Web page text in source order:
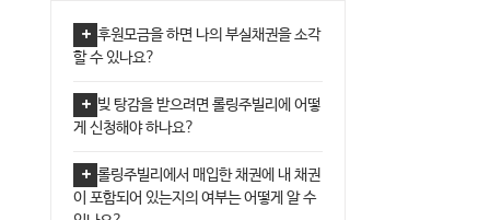
후원모금을 하면 나의 부실채권을 소각
할 수 있나요?
빚 탕감을 받으려면 롤링주빌리에 어떻
게 신청해야 하나요?
롤링주빌리에서 매입한 채권에 내 채권
이 포함되어 있는지의 여부는 어떻게 알 수